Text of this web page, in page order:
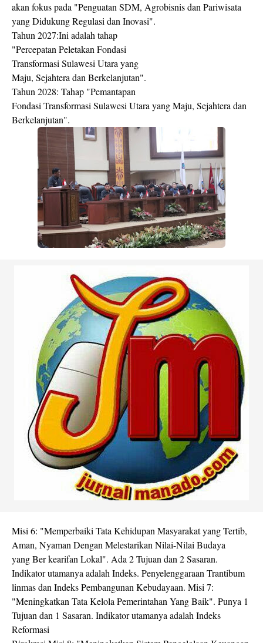
akan fokus pada "Penguatan SDM, Agrobisnis dan Pariwisata
yang Didukung Regulasi dan Inovasi".
Tahun 2027:Ini adalah tahap
"Percepatan Peletakan Fondasi
Transformasi Sulawesi Utara yang
Maju, Sejahtera dan Berkelanjutan".
Tahun 2028: Tahap "Pemantapan
Fondasi Transformasi Sulawesi Utara yang Maju, Sejahtera dan
Berkelanjutan".
Misi 6: "Memperbaiki Tata Kehidupan Masyarakat yang Tertib,
Aman, Nyaman Dengan Melestarikan Nilai-Nilai Budaya
yang Ber kearifan Lokal". Ada 2 Tujuan dan 2 Sasaran.
Indikator utamanya adalah Indeks. Penyelenggaraan Trantibum
linmas dan Indeks Pembangunan Kebudayaan. Misi 7:
"Meningkatkan Tata Kelola Pemerintahan Yang Baik". Punya 1
Tujuan dan 1 Sasaran. Indikator utamanya adalah Indeks
Reformasi